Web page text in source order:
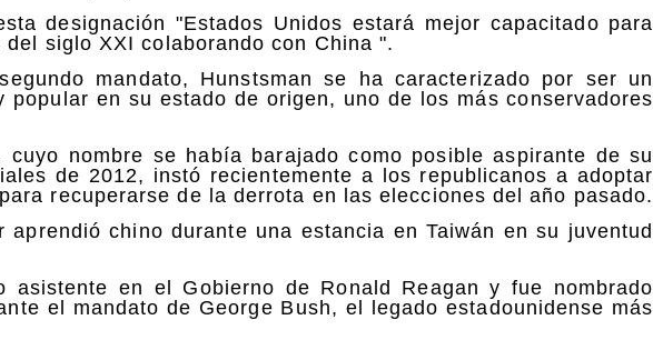
designación "Estados Unidos estará mejor capacitado para
siglo XXI colaborando con China ".
mandato, Hunstsman se ha caracterizado por ser un
popular en su estado de origen, uno de los más conservadores
cuyo nombre se había barajado como posible aspirante de su
de 2012, instó recientemente a los republicanos a adoptar
recuperarse de la derrota en las elecciones del año pasado.
aprendió chino durante una estancia en Taiwán en su juventud
asistente en el Gobierno de Ronald Reagan y fue nombrado
el mandato de George Bush, el legado estadounidense más